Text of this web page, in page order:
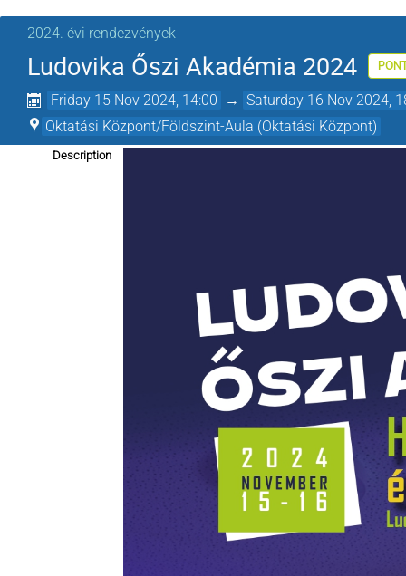
2024. évi rendezvények
Ludovika Őszi Akadémia 2024
Friday 15 Nov 2024, 14:00 → Saturday 16 Nov 2024,
Oktatási Központ/Földszint-Aula (Oktatási Központ)
Description